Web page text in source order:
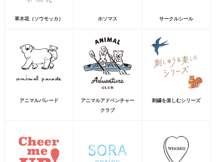
草木花（ソウモッカ） ホソマス サークルシール
アニマルパレード
アニマルアドベンチャー
クラブ
刺繍を楽しむシリーズ